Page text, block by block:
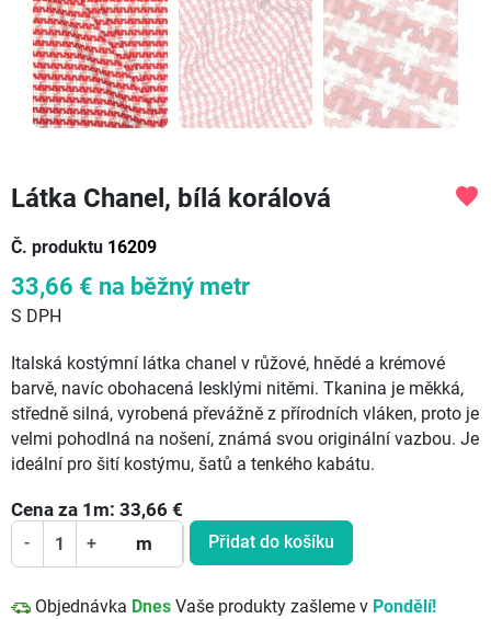
Látka Chanel, bílá korálová
Č. produktu 16209
favorite
33,66 € na běžný metr
S DPH
Italská kostýmní látka chanel v růžové, hnědé a krémové
barvě, navíc obohacená lesklými nitěmi. Tkanina je měkká,
středně silná, vyrobená převážně z přírodních vláken, proto je
velmi pohodlná na nošení, známá svou originální vazbou. Je
ideální pro šití kostýmu, šatů a tenkého kabátu.
Cena za 1 m: 33,66 €
- + m Přidat do košíku
Objednávka Dnes Vaše produkty zašleme v Pondělí!